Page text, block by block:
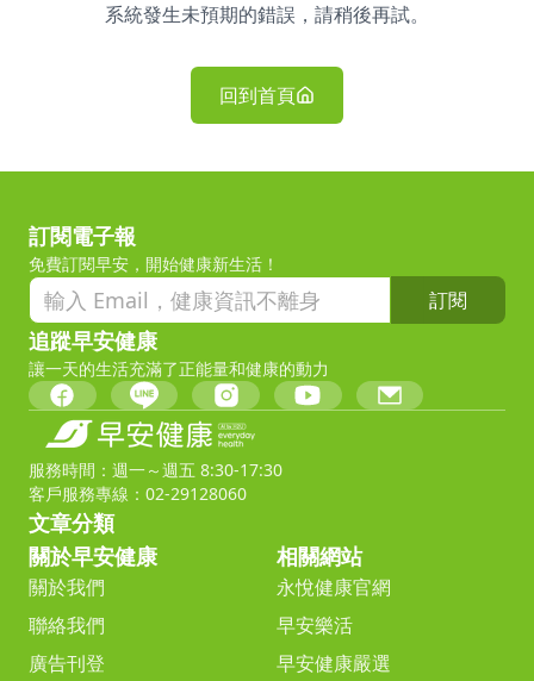
系統發生未預期的錯誤，請稍後再試。
回到首頁
訂閱電子報
免費訂閱早安，開始健康新生活！
訂閱
追蹤早安健康
讓一天的生活充滿了正能量和健康的動力
服務時間：週一～週五 8:30-17:30
客戶服務專線：02-29128060
文章分類
關於早安健康
關於我們
聯絡我們
廣告刊登
相關網站
永悅健康官網
早安樂活
早安健康嚴選